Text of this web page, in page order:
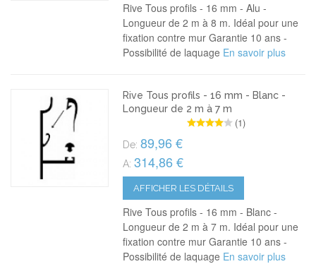
Rive Tous profils - 16 mm - Alu -
Longueur de 2 m à 8 m. Idéal pour une
fixation contre mur Garantie 10 ans -
Possibilité de laquage En savoir plus
Rive Tous profils - 16 mm - Blanc -
Longueur de 2 m à 7 m
(1)
De: 89,96 €
A: 314,86 €
AFFICHER LES DÉTAILS
Rive Tous profils - 16 mm - Blanc -
Longueur de 2 m à 7 m. Idéal pour une
fixation contre mur Garantie 10 ans -
Possibilité de laquage En savoir plus